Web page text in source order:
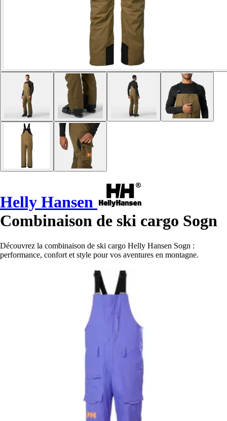
Helly Hansen
Combinaison de ski cargo Sogn
Découvrez la combinaison de ski cargo Helly Hansen Sogn :
performance, confort et style pour vos aventures en montagne.